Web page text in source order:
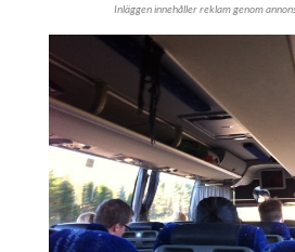
Inläggen innehåller reklam genom